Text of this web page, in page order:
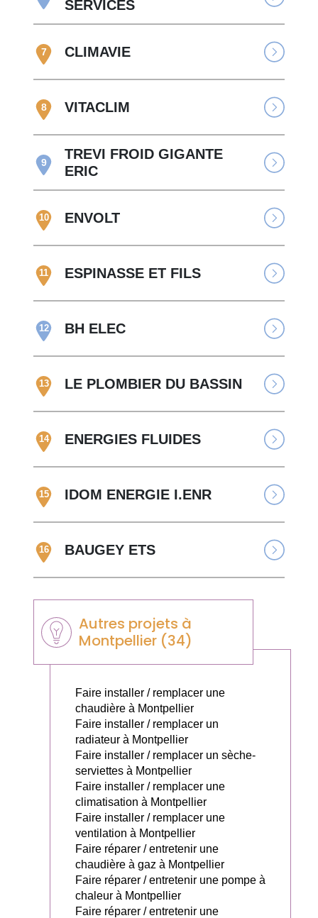
SERVICES
7 CLIMAVIE
8 VITACLIM
9
TREVI FROID GIGANTE
ERIC
10 ENVOLT
11 ESPINASSE ET FILS
12 BH ELEC
13 LE PLOMBIER DU BASSIN
14 ENERGIES FLUIDES
15 IDOM ENERGIE I.ENR
16 BAUGEY ETS
Autres projets à
Montpellier (34)
Faire installer / remplacer une
chaudière à Montpellier
Faire installer / remplacer un
radiateur à Montpellier
Faire installer / remplacer un sèche-
serviettes à Montpellier
Faire installer / remplacer une
climatisation à Montpellier
Faire installer / remplacer une
ventilation à Montpellier
Faire réparer / entretenir une
chaudière à gaz à Montpellier
Faire réparer / entretenir une pompe à
chaleur à Montpellier
Faire réparer / entretenir une